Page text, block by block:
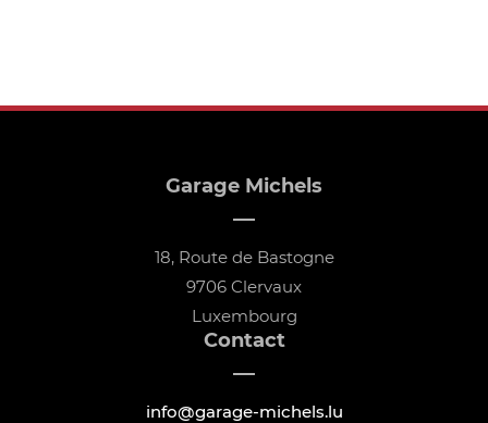
Garage Michels
18, Route de Bastogne
9706 Clervaux
Luxembourg
Contact
info@garage-michels.lu